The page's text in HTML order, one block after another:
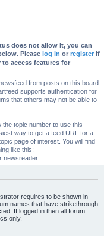
does not allow it, you can
Please log in or register if
access features for
from posts on this board
supports authentication for
that others may not be able to
topic number to use this
way to get a feed URL for a
page of interest. You will find
like this:
newsreader.
requires to be shown in
names that have strikethrough
If logged in then all forum
only.